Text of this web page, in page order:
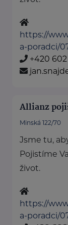
https://
a-poradci/
+420
Allianz
Minská 122/70
Jsme tu,
Pojistíme
život.
https://
a-poradci/